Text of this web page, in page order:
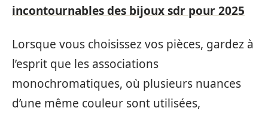
incontournables des bijoux sdr pour 2025
Lorsque vous choisissez vos pièces, gardez à
l’esprit que les associations
monochromatiques, où plusieurs nuances
d’une même couleur sont utilisées,